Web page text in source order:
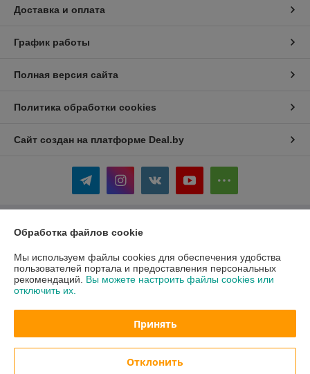
Доставка и оплата
График работы
Полная версия сайта
Политика обработки cookies
Сайт создан на платформе Deal.by
Информация для покупателя
Индивидуальный предприниматель:ИП Жаковка Михаил Сергеевич
Минский р-н, д. Боровляны ул. Полевая 12
Регистрационный номер ЕГР: 691538064
УНП: 691538064
Регистрационный орган: Минский райисполком
Дата регистрации компании: 18.02.2013
Обработка файлов cookie
Мы используем файлы cookies для обеспечения удобства
пользователей портала и предоставления персональных
рекомендаций. Вы можете настроить файлы cookies или
отключить их.
Принять
Отклонить